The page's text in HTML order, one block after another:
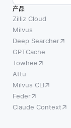
产品
Zilliz Cloud
Milvus
Deep Searcher
GPTCache
Towhee
Attu
Milvus CLI
Feder
Claude Context